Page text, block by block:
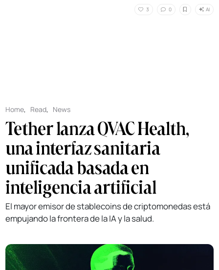
3 0 AI
Home, Read, News
Tether lanza QVAC Health,
una interfaz sanitaria
unificada basada en
inteligencia artificial
El mayor emisor de stablecoins de criptomonedas está
empujando la frontera de la IA y la salud.